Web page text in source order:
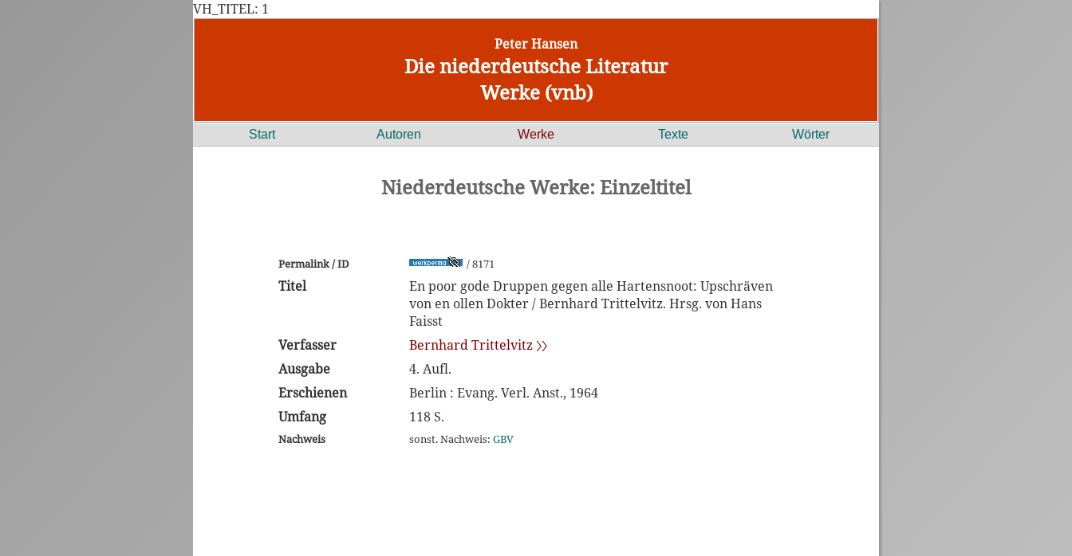
VH_TITEL: 1
Peter Hansen
Die niederdeutsche Literatur
Werke (vnb)
Start Autoren Werke Texte Wörter
Niederdeutsche Werke: Einzeltitel
Permalink / ID / 8171
Titel
En poor gode Druppen gegen alle Hartensnoot: Upschräven
von en ollen Dokter / Bernhard Trittelvitz. Hrsg. von Hans
Faisst
Verfasser
Bernhard Trittelvitz 〉〉
Ausgabe
4. Aufl.
Erschienen
Berlin : Evang. Verl. Anst., 1964
Umfang
118 S.
Nachweis sonst. Nachweis: GBV